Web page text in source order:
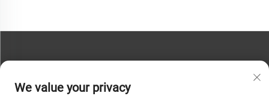
Telefon:+86-13793890209
We value your privacy